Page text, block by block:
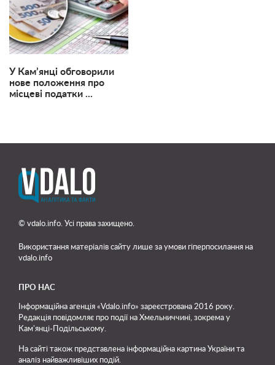
У Кам’янці обговорили
нове положення про
місцеві податки ...
© vdalo.info. Усі права захищено.
Використання матеріалів сайту лише за умови гіперпосилання на
vdalo.info
ПРО НАС
Інформаційна агенція «Vdalo.info» зареєстрована 2016 року.
Редакція повідомляє про події на Хмельниччині, зокрема у
Кам'янці-Подільському.
На сайті також представлена інформаційна картина України та
аналіз найважливіших подій.